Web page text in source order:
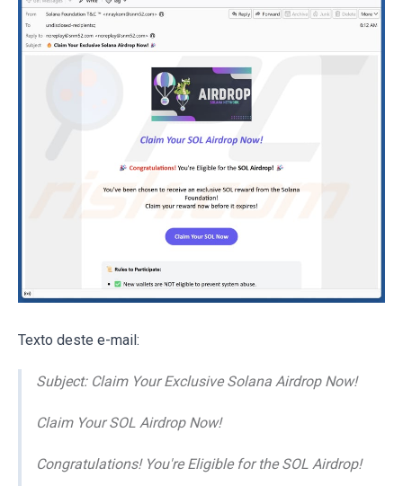
Texto deste e-mail:
Subject: Сlаіm Your Exсlusіve Solana Αirdrop Νow!
Claim Your SOL Airdrop Now!
Congratulations! You're Eligible for the SOL Airdrop!